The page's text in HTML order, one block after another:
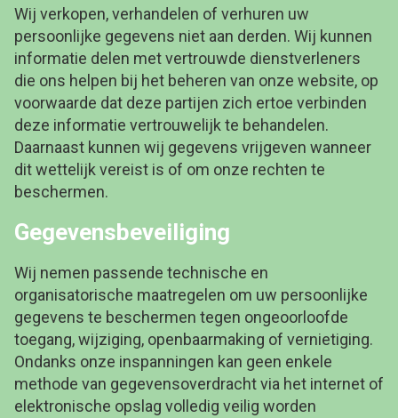
Wij verkopen, verhandelen of verhuren uw
persoonlijke gegevens niet aan derden. Wij kunnen
informatie delen met vertrouwde dienstverleners
die ons helpen bij het beheren van onze website, op
voorwaarde dat deze partijen zich ertoe verbinden
deze informatie vertrouwelijk te behandelen.
Daarnaast kunnen wij gegevens vrijgeven wanneer
dit wettelijk vereist is of om onze rechten te
beschermen.
Gegevensbeveiliging
Wij nemen passende technische en
organisatorische maatregelen om uw persoonlijke
gegevens te beschermen tegen ongeoorloofde
toegang, wijziging, openbaarmaking of vernietiging.
Ondanks onze inspanningen kan geen enkele
methode van gegevensoverdracht via het internet of
elektronische opslag volledig veilig worden